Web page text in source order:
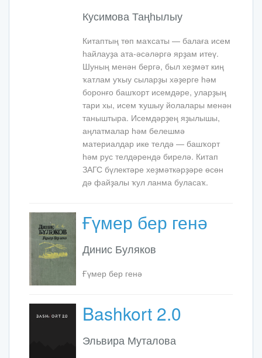
Кусимова Таңһылыу
Китаптың төп маҡсаты — балаға исем
һайлауҙа ата-әсәләргә ярҙам итеү.
Шуның менән бергә, был хеҙмәт киң
ҡатлам уҡыу­ сыларҙы хәҙерге һәм
боронғо башҡорт исемдәре, уларҙың
тари­ хы, исем ҡушыу йолалары менән
таныштыра. Исемдәрҙең яҙылышы,
аңлатмалар һәм белешмә
материалдар ике телдә — башҡорт
һәм рус телдәрендә бирелә. Китап
ЗАГС бүлектәре хеҙмәткәрҙәре өсөн
дә файҙалы ҡул­ ланма буласаҡ.
Ғүмер бер генә
Динис Буляков
Ғүмер бер генә
Bashkort 2.0
Эльвира Муталова